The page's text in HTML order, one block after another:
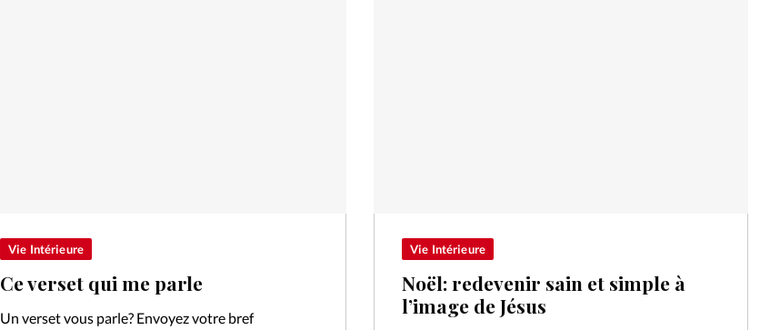
Vie Intérieure
Ce verset qui me parle
Un verset vous parle? Envoyez votre bref
Vie Intérieure
Noël: redevenir sain et simple à
l’image de Jésus